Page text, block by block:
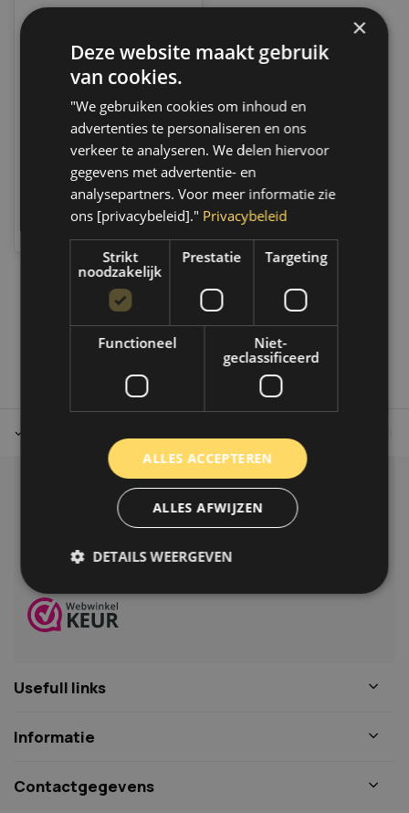
MPM LDS Hydrauliekolie
Citroën / Peugeot | 20
Liter | 26020
Op voorraad
Indien voorradig, verzending
binnen 2 a 3 werkdagen.
Boven de 50,- gratis
€315,80
1
Klantenservice
Veelgestelde vragen
06-39119169
Usefull links
Informatie
Contactgegevens
×
Deze website maakt gebruik
van cookies.
"We gebruiken cookies om inhoud en
advertenties te personaliseren en ons
verkeer te analyseren. We delen hiervoor
gegevens met advertentie- en
analysepartners. Voor meer informatie zie
ons [privacybeleid]." Privacybeleid
Strikt
noodzakelijk
Prestatie Targeting
Functioneel
Niet-
geclassificeerd
ALLES ACCEPTEREN
ALLES AFWIJZEN
DETAILS WEERGEVEN
Strikt noodzakelijk
Strikt noodzakelijke cookies maken de
website kan niet goed worden gebruikt zonder de